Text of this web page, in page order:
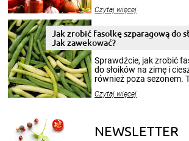
krajobrazów, by cieszyć
pełni poczuć atmosferę
miesięcy. Przygotowanie
patenty, które pozwolą
przetworów.
Czytaj więcej
Jak zrobić fasolkę szparagową do
Jak zawekować?
Sprawdźcie, jak zrobić
do słoików na zimę i
również poza sezonem.
nasze propozycje!
Czytaj więcej
NEWSLETTER